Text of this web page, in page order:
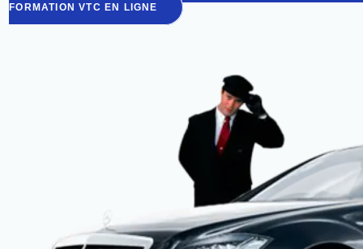
FORMATION VTC EN LIGNE